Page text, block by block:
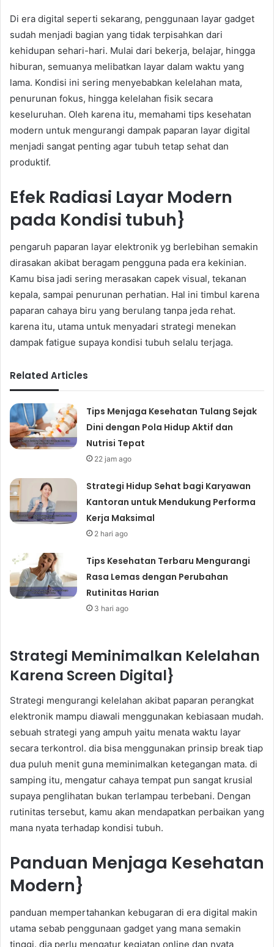
Di era digital seperti sekarang, penggunaan layar gadget
sudah menjadi bagian yang tidak terpisahkan dari
kehidupan sehari-hari. Mulai dari bekerja, belajar, hingga
hiburan, semuanya melibatkan layar dalam waktu yang
lama. Kondisi ini sering menyebabkan kelelahan mata,
penurunan fokus, hingga kelelahan fisik secara
keseluruhan. Oleh karena itu, memahami tips kesehatan
modern untuk mengurangi dampak paparan layar digital
menjadi sangat penting agar tubuh tetap sehat dan
produktif.
Efek Radiasi Layar Modern
pada Kondisi tubuh}
pengaruh paparan layar elektronik yg berlebihan semakin
dirasakan akibat beragam pengguna pada era kekinian.
Kamu bisa jadi sering merasakan capek visual, tekanan
kepala, sampai penurunan perhatian. Hal ini timbul karena
paparan cahaya biru yang berulang tanpa jeda rehat.
karena itu, utama untuk menyadari strategi menekan
dampak fatigue supaya kondisi tubuh selalu terjaga.
Related Articles
Tips Menjaga Kesehatan Tulang Sejak
Dini dengan Pola Hidup Aktif dan
Nutrisi Tepat
22 jam ago
Strategi Hidup Sehat bagi Karyawan
Kantoran untuk Mendukung Performa
Kerja Maksimal
2 hari ago
Tips Kesehatan Terbaru Mengurangi
Rasa Lemas dengan Perubahan
Rutinitas Harian
3 hari ago
Strategi Meminimalkan Kelelahan
Karena Screen Digital}
Strategi mengurangi kelelahan akibat paparan perangkat
elektronik mampu diawali menggunakan kebiasaan mudah.
sebuah strategi yang ampuh yaitu menata waktu layar
secara terkontrol. dia bisa menggunakan prinsip break tiap
dua puluh menit guna meminimalkan ketegangan mata. di
samping itu, mengatur cahaya tempat pun sangat krusial
supaya penglihatan bukan terlampau terbebani. Dengan
rutinitas tersebut, kamu akan mendapatkan perbaikan yang
mana nyata terhadap kondisi tubuh.
Panduan Menjaga Kesehatan
Modern}
panduan mempertahankan kebugaran di era digital makin
utama sebab penggunaan gadget yang mana semakin
tinggi. dia perlu mengatur kegiatan online dan nyata